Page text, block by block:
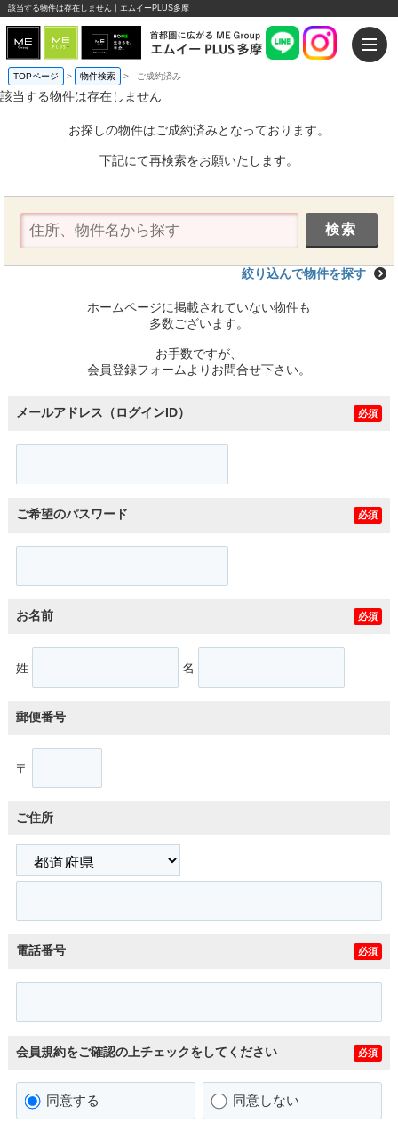
該当する物件は存在しません｜エムイーPLUS多摩
TOPページ > 物件検索 >- ご成約済み
該当する物件は存在しません
お探しの物件はご成約済みとなっております。
下記にて再検索をお願いたします。
絞り込んで物件を探す
ホームページに掲載されていない物件も
多数ございます。
お手数ですが、
会員登録フォームよりお問合せ下さい。
メールアドレス（ログインID） 必須
ご希望のパスワード 必須
お名前 必須
姓 名
郵便番号
〒
ご住所
電話番号 必須
会員規約をご確認の上チェックをしてください 必須
同意する 同意しない